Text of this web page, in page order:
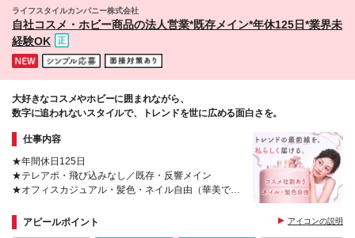
ライフスタイルカンパニー株式会社
自社コスメ・ホビー商品の法人営業*既存メイン*年休125日*業界未
経験OK
大好きなコスメやホビーに囲まれながら、
数字に追われないスタイルで、トレンドを世に広める面白さを。
仕事内容
★年間休日125日
★テレアポ・飛び込みなし／既存・反響メイン
★オフィスカジュアル・髪色・ネイル自由（華美でな
★『全社員商品企画』でアイデアを発信できる！
アピールポイント アイコンの説明